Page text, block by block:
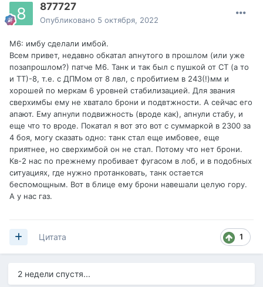
877727
Опубликовано 5 октября, 2022
М6: имбу сделали имбой.
Всем привет, недавно обкатал апнутого в прошлом (или уже
позапрошлом?) патче М6. Танк и так был с пушкой от СТ (а то
и ТТ)-8, т.е. с ДПМом от 8 лвл, с пробитием в 243(!)мм и
хорошей по меркам 6 уровней стабилизацией. Для звания
сверхимбы ему не хватало брони и подвтжности. А сейчас его
апают. Ему апнули подвижность (вроде как), апнули стабу, и
еще что то вроде. Покатал я вот это вот с суммаркой в 2300 за
4 боя, могу сказать одно: танк стал еще имбовее, еще
приятнее, но сверхимбой он не стал. Потому что нет брони.
Кв-2 нас по прежнему пробивает фугасом в лоб, и в подобных
ситуациях, где нужно протанковать, танк остается
беспомощным. Вот в блице ему брони навешали целую гору.
А у нас газ.
1
Цитата
2 недели спустя...